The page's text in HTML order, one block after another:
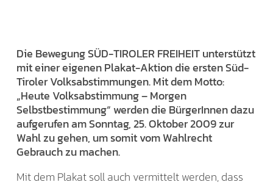
Die Bewegung SÜD-TIROLER FREIHEIT unterstützt
mit einer eigenen Plakat-Aktion die ersten Süd-
Tiroler Volksabstimmungen. Mit dem Motto:
„Heute Volksabstimmung – Morgen
Selbstbestimmung“ werden die BürgerInnen dazu
aufgerufen am Sonntag, 25. Oktober 2009 zur
Wahl zu gehen, um somit vom Wahlrecht
Gebrauch zu machen.
Mit dem Plakat soll auch vermittelt werden, dass